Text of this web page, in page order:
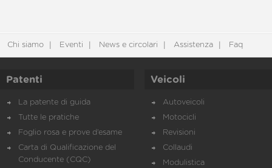
Chi siamo Eventi News e circolari Assistenza Faq
Patenti
La patente di guida
Tutte le pratiche
Foglio rosa e prove d’esame
Carta di Qualificazione del
Conducente (CQC)
Veicoli
Autoveicoli
Motocicli
Revisioni
Collaudi
Modulistica